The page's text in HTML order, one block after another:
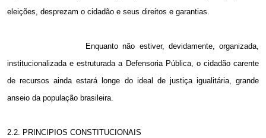
eleições, desprezam o cidadão e seus direitos e garantias.
Enquanto não estiver, devidamente, organizada,
institucionalizada e estruturada a Defensoria Pública, o cidadão carente
de recursos ainda estará longe do ideal de justiça igualitária, grande
anseio da população brasileira.
2.2. PRINCIPIOS CONSTITUCIONAIS